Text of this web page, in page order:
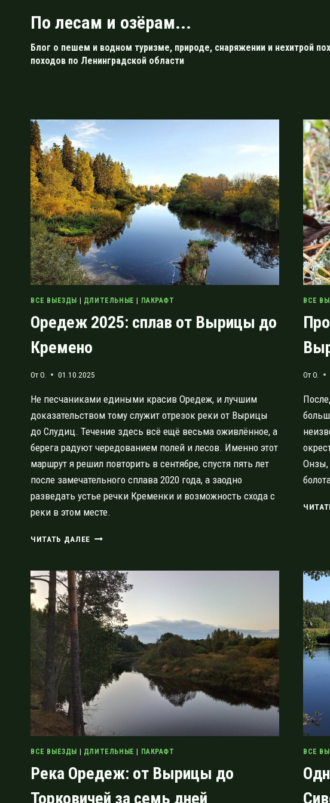
По лесам и озёрам...
Блог о пешем и водном туризме, природе, снаряжении и нехитрой
походов по Ленинградской области
ВСЕ ВЫЕЗДЫ ДЛИТЕЛЬНЫЕ ПАКРАФТ
Оредеж 2025: сплав от Вырицы до
Кремено
ОтO. 01.10.2025
Не песчаниками едиными красив Оредеж, и лучшим
доказательством тому служит отрезок реки от Вырицы
до Слудиц. Течение здесь всё ещё весьма оживлённое, а
берега радуют чередованием полей и лесов. Именно этот
маршрут я решил повторить в сентябре, спустя пять лет
после замечательного сплава 2020 года, а заодно
разведать устье речки Кременки и возможность схода с
реки в этом месте.
ЧИТАТЬ ДАЛЕЕ ОРЕДЕЖ
ОТ
ВЫРИЦЫ
ДО
КРЕМЕНО
ВСЕ
ОтO.
Онзы,
ВСЕ ВЫЕЗДЫ ДЛИТЕЛЬНЫЕ ПАКРАФТ
Река Оредеж: от Вырицы до
Торковичей за семь дней
ВСЕ